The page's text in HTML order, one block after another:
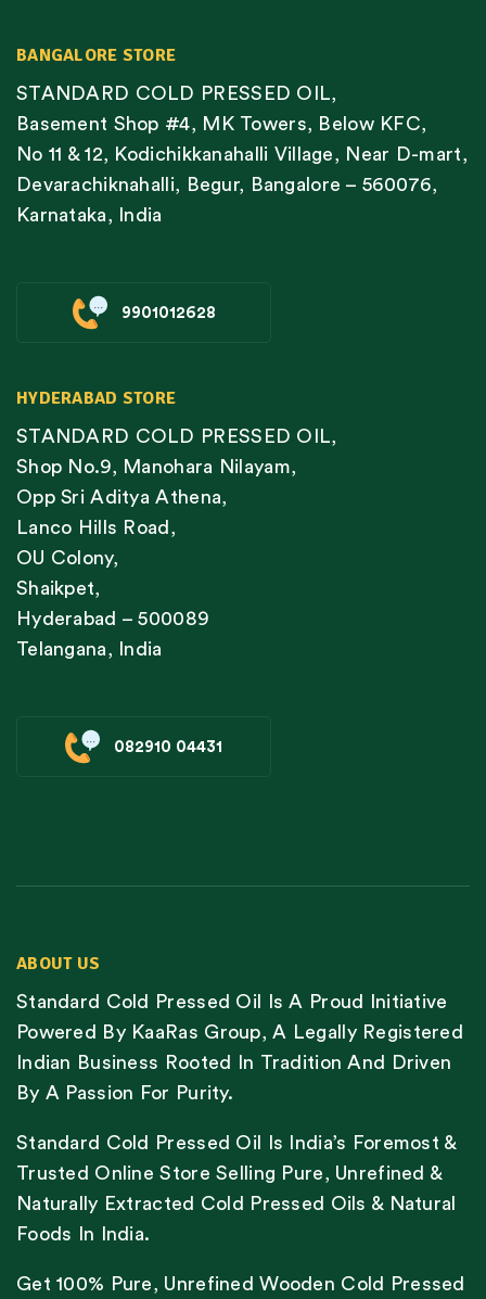
BANGALORE STORE
STANDARD COLD PRESSED OIL,
Basement Shop #4, MK Towers, Below KFC,
No 11 & 12, Kodichikkanahalli Village, Near D-mart,
Devarachiknahalli, Begur, Bangalore – 560076,
Karnataka, India
9901012628
HYDERABAD STORE
STANDARD COLD PRESSED OIL,
Shop No.9, Manohara Nilayam,
Opp Sri Aditya Athena,
Lanco Hills Road,
OU Colony,
Shaikpet,
Hyderabad – 500089
Telangana, India
082910 04431
ABOUT US
Standard Cold Pressed Oil Is A Proud Initiative
Powered By KaaRas Group, A Legally Registered
Indian Business Rooted In Tradition And Driven
By A Passion For Purity.
Standard Cold Pressed Oil Is India’s Foremost &
Trusted Online Store Selling Pure, Unrefined &
Naturally Extracted Cold Pressed Oils & Natural
Foods In India.
Get 100% Pure, Unrefined Wooden Cold Pressed